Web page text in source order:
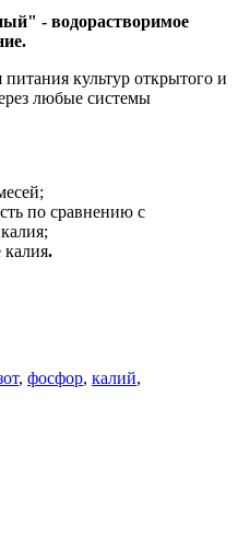
- водорастворимое
культур открытого и
любые системы
по сравнению с
калия.
, фосфор, калий,